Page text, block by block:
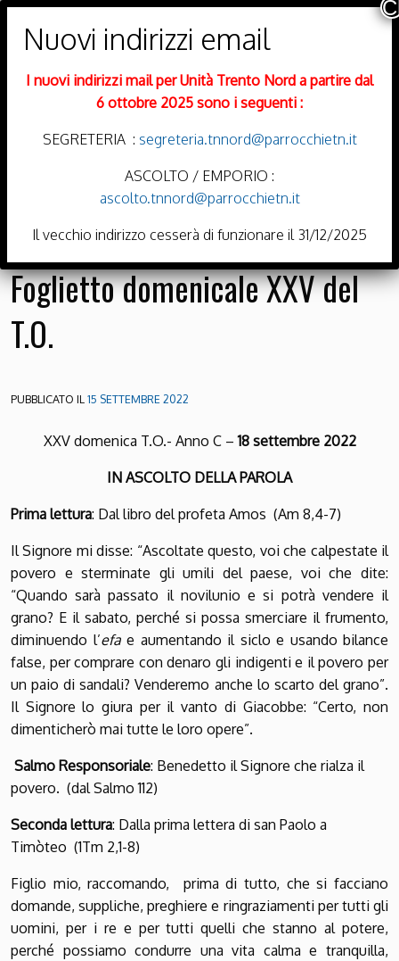
Trento Nord
DIOCESI DI TRENTO
Foglietto domenicale XXV del
T.O.
PUBBLICATO IL15 SETTEMBRE 2022
XXV domenica T.O.- Anno C –18 settembre 2022
IN ASCOLTO DELLA PAROLA
Prima lettura: Dal libro del profeta Amos (Am 8,4-7)
Il Signore mi disse: “Ascoltate questo, voi che calpestate il
povero e sterminate gli umili del paese, voi che dite:
“Quando sarà passato il novilunio e si potrà vendere il
grano? E il sabato, perché si possa smerciare il frumento,
diminuendo l’efa e aumentando il siclo e usando bilance
false, per comprare con denaro gli indigenti e il povero per
un paio di sandali? Venderemo anche lo scarto del grano”.
Il Signore lo giura per il vanto di Giacobbe: “Certo, non
dimenticherò mai tutte le loro opere”.
Salmo Responsoriale: Benedetto il Signore che rialza il
povero. (dal Salmo 112)
Seconda lettura: Dalla prima lettera di san Paolo a
Timòteo (1Tm 2,1-8)
Figlio mio, raccomando, prima di tutto, che si facciano
domande, suppliche, preghiere e ringraziamenti per tutti gli
uomini, per i re e per tutti quelli che stanno al potere,
perché possiamo condurre una vita calma e tranquilla,
I nuovi indirizzi mail per Unità Trento Nord a partire dal
6 ottobre 2025 sono i seguenti :
SEGRETERIA : segreteria.tnnord@parrocchietn.it
ASCOLTO / EMPORIO :
ascolto.tnnord@parrocchietn.it
Il vecchio indirizzo cesserà di funzionare il 31/12/2025